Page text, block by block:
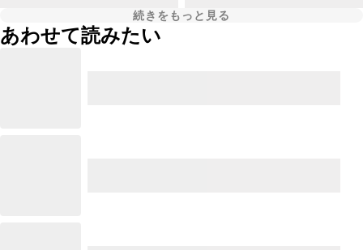
続きをもっと見る
あわせて読みたい